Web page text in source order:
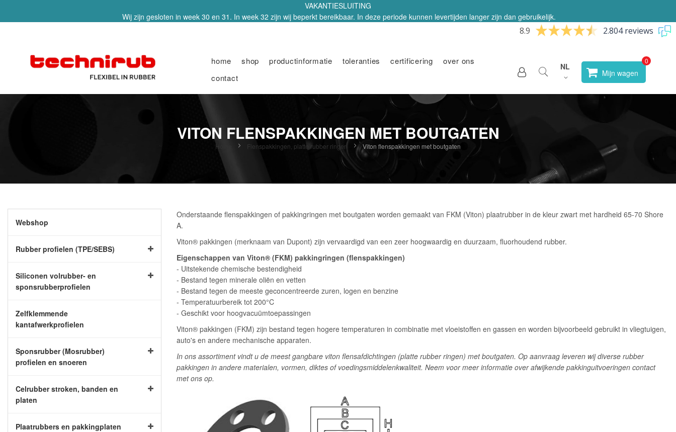
VAKANTIESLUITING
Wij zijn gesloten in week 30 en 31. In week 32 zijn wij beperkt bereikbaar. In deze periode kunnen levertijden langer zijn dan gebruikelijk.
8.9 2.804 reviews
home shop productinformatie toleranties certificering
over ons
contact
Selecteer
winkel
Taal
NL
Mijn wagen
VITON FLENSPAKKINGEN MET BOUTGATEN
Home Flenspakkingen, platte rubber ringen Viton flenspakkingen met boutgaten
Onderstaande flenspakkingen of pakkingringen met boutgaten worden gemaakt van FKM (Viton) plaatrubber in de kleur zwart met hardheid 65-70 Shore
A.
Viton® pakkingen (merknaam van Dupont) zijn vervaardigd van een zeer hoogwaardig en duurzaam, fluorhoudend rubber.
Eigenschappen van Viton® (FKM) pakkingringen (flenspakkingen)
- Uitstekende chemische bestendigheid
- Bestand tegen minerale oliën en vetten
- Bestand tegen de meeste geconcentreerde zuren, logen en benzine
- Temperatuurbereik tot 200°C
- Geschikt voor hoogvacuümtoepassingen
Viton® pakkingen (FKM) zijn bestand tegen hogere temperaturen in combinatie met vloeistoffen en gassen en worden bijvoorbeeld gebruikt in vliegtuigen,
auto's en andere mechanische apparaten.
In ons assortiment vindt u de meest gangbare viton flensafdichtingen (platte rubber ringen) met boutgaten. Op aanvraag leveren wij diverse rubber
pakkingen in andere materialen, vormen, diktes of voedingsmiddelenkwaliteit. Neem voor meer informatie over afwijkende pakkinguitvoeringen contact
met ons op.
Webshop
Rubber profielen (TPE/SEBS)
Siliconen volrubber- en
sponsrubberprofielen
Zelfklemmende
kantafwerkprofielen
Sponsrubber (Mosrubber)
profielen en snoeren
Celrubber stroken, banden en
platen
Plaatrubbers en pakkingplaten